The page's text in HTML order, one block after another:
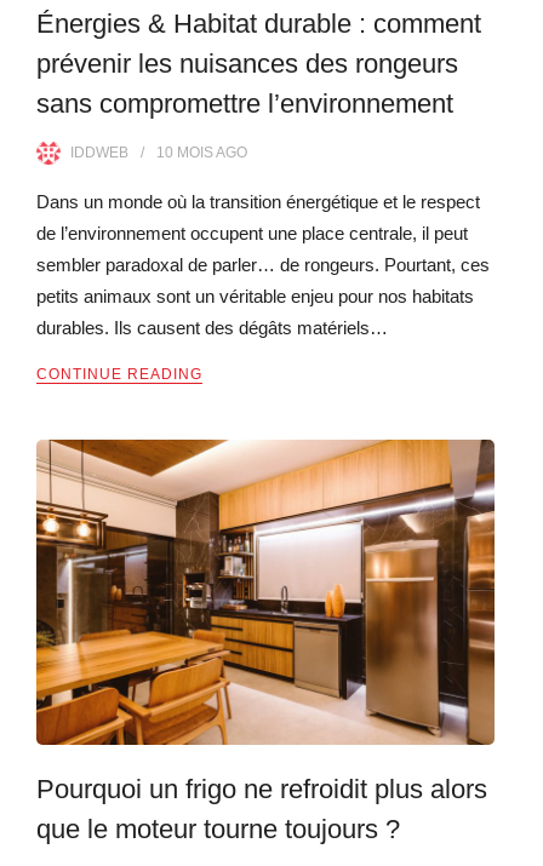
Énergies & Habitat durable : comment
prévenir les nuisances des rongeurs
sans compromettre l’environnement
IDDWEB 10 MOISAGO
Dans un monde où la transition énergétique et le respect
de l’environnement occupent une place centrale, il peut
sembler paradoxal de parler… de rongeurs. Pourtant, ces
petits animaux sont un véritable enjeu pour nos habitats
durables. Ils causent des dégâts matériels…
CONTINUE READING
Pourquoi un frigo ne refroidit plus alors
que le moteur tourne toujours ?